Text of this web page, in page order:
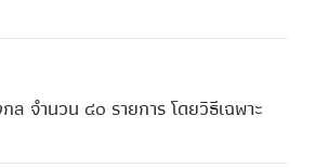
ล จำนวน ๔๐ รายการ โดยวิธีเฉพาะ